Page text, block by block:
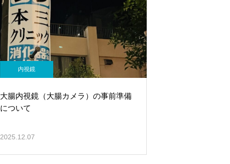
内視鏡
大腸内視鏡（大腸カメラ）の事前準備
について
2025.12.07